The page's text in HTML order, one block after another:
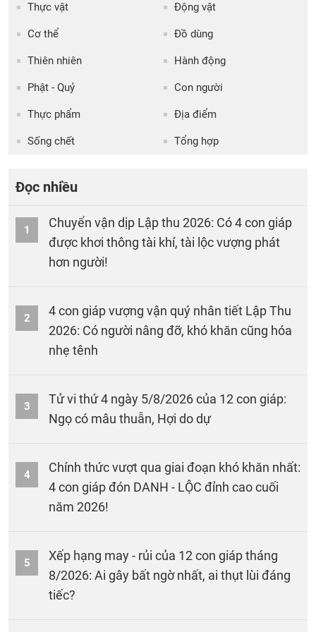
Thực vật Động vật
Cơ thể Đồ dùng
Thiên nhiên Hành động
Phật - Quỷ Con người
Thực phẩm Địa điểm
Sống chết Tổng hợp
Đọc nhiều
1
Chuyển vận dịp Lập thu 2026: Có 4 con giáp
được khơi thông tài khí, tài lộc vượng phát
hơn người!
2
4 con giáp vượng vận quý nhân tiết Lập Thu
2026: Có người nâng đỡ, khó khăn cũng hóa
nhẹ tênh
3
Tử vi thứ 4 ngày 5/8/2026 của 12 con giáp:
Ngọ có mâu thuẫn, Hợi do dự
4
Chính thức vượt qua giai đoạn khó khăn nhất:
4 con giáp đón DANH - LỘC đỉnh cao cuối
năm 2026!
5
Xếp hạng may - rủi của 12 con giáp tháng
8/2026: Ai gây bất ngờ nhất, ai thụt lùi đáng
tiếc?